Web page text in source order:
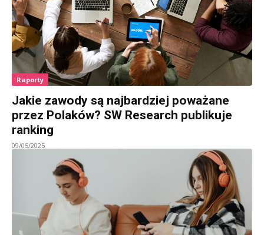
Raporty
Jakie zawody są najbardziej poważane
przez Polaków? SW Research publikuje
ranking
09/05/2025